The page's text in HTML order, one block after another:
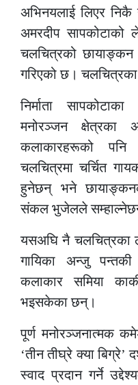
अभिनयलाई लिएर निकै
अमरदीप सापकोटाको
चलचित्रको छायाङ्कन
गरिएको छ। चलचित्रका
निर्माता
मनोरञ्जन क्षेत्रका
कलाकारहरूको
चलचित्रमा चर्चित
हुनेछन् भने
संकल भुजेलले
यसअघि नै चलचित्रका
गायिका अन्जु पन्तकी
कलाकार समिया
भइसकेका छन्।
पूर्ण मनोरञ्जनात्मक
‘तीन तीघ्रे क्या बिग्रे’
स्वाद प्रदान गर्ने